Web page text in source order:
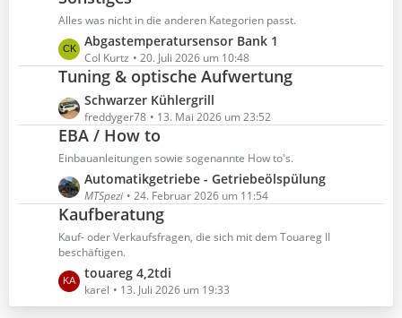
e
t
r
ä
g
e
e
i
t
r
ä
g
e
z
e
B
e
i
t
r
ä
g
e
Alles was nicht in die anderen Kategorien passt.
L
e
t
z
t
e
e
i
t
r
ä
g
e
Abgastemperatursensor Bank 1
Col Kurtz 20. Juli 2026 um 10:48
Tuning & optische Aufwertung
L
e
t
z
e
B
e
i
t
r
ä
Schwarzer Kühlergrill
freddyger78 13. Mai 2026 um 23:52
EBA / How to
Einbauanleitungen sowie sogenannte How to's.
L
e
t
z
t
e
B
e
Automatikgetriebe - Getriebeölspülung
MTSpezi 24. Februar 2026 um 11:54
Kaufberatung
Kauf- oder Verkaufsfragen, die sich mit dem Touareg II
beschäftigen.
L
e
t
touareg 4,2tdi
karel 13. Juli 2026 um 19:33